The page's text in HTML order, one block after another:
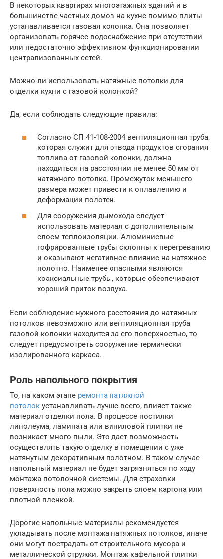
В некоторых квартирах многоэтажных зданий и в
большинстве частных домов на кухне помимо плиты
устанавливается газовая колонка. Она позволяет
организовать горячее водоснабжение при отсутствии
или недостаточно эффективном функционировании
централизованных сетей.
Можно ли использовать натяжные потолки для
отделки кухни с газовой колонкой?
Да, если соблюдать следующие правила:
Согласно СП 41-108-2004 вентиляционная труба,
которая служит для отвода продуктов сгорания
топлива от газовой колонки, должна
находиться на расстоянии не менее 50 мм от
натяжного потолка. Промежуток меньшего
размера может привести к оплавлению и
деформации полотен.
Для сооружения дымохода следует
использовать материал с дополнительным
слоем теплоизоляции. Алюминиевые
гофрированные трубы склонны к перегреванию
и оказывают негативное влияние на натяжное
полотно. Наименее опасными являются
коаксиальные трубы, которые обеспечивают
хороший приток воздуха.
Если соблюдение нужного расстояния до натяжных
потолков невозможно или вентиляционная труба
газовой колонки находится за его поверхностью, то
следует предусмотреть сооружение термически
изолированного каркаса.
Роль напольного покрытия
То, на каком этапе ремонта натяжной
потолок устанавливать лучше всего, влияет также
материал отделки пола. В процессе постилки
линолеума, ламината или виниловой плитки не
возникает много пыли. Это дает возможность
осуществлять такую отделку в помещении с уже
натянутым декоративным полотном. В таком случае
напольный материал не будет загрязняться по ходу
монтажа потолочной системы. Для страховки
поверхность пола можно закрыть слоем картона или
плотной пленкой.
Дорогие напольные материалы рекомендуется
укладывать после монтажа натяжных потолков, иначе
они могут пострадать от строительного мусора и
металлической стружки. Монтаж кафельной плитки